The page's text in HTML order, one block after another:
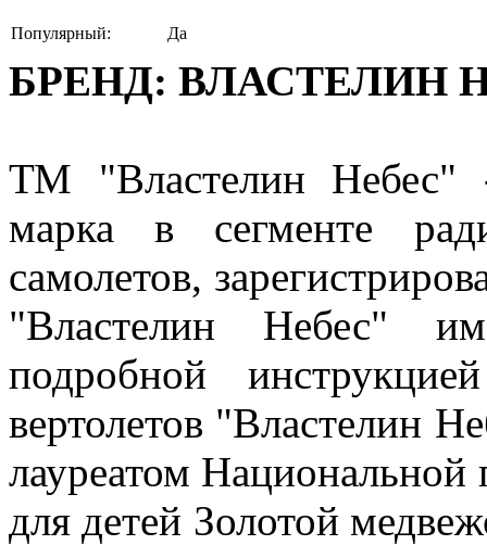
Популярный: Да
БРЕНД: ВЛАСТЕЛИН
ТМ "Властелин Небес" -
марка в сегменте
самолетов,
"Властелин Небес"
подробной
вертолетов "Властелин
лауреатом Национальной
для детей Золотой